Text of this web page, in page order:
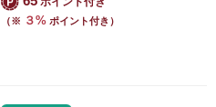
（※ ３% ポイント付き）